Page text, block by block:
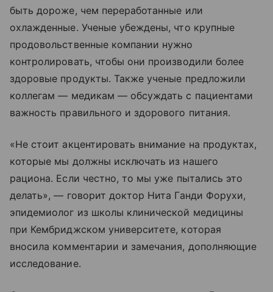
быть дороже, чем переработанные или
охлажденные. Ученые убеждены, что крупные
продовольственные компании нужно
контролировать, чтобы они производили более
здоровые продукты. Также ученые предложили
коллегам — медикам — обсуждать с пациентами
важность правильного и здорового питания.
«Не стоит акцентировать внимание на продуктах,
которые мы должны исключать из нашего
рациона. Если честно, то мы уже пытались это
делать», — говорит доктор Нита Ганди Форухи,
эпидемиолог из школы клинической медицины
при Кембриджском университете, которая
вносила комментарии и замечания, дополняющие
исследование.